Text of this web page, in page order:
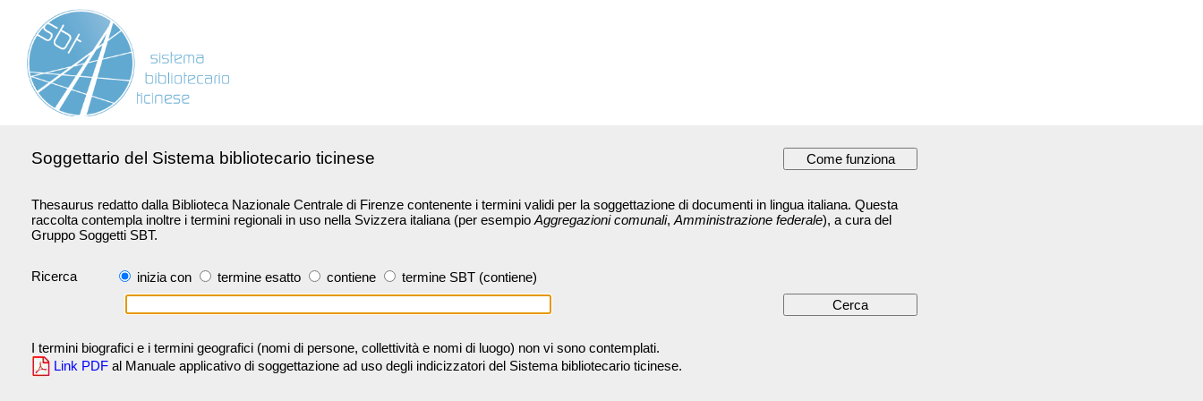
Soggettario del Sistema bibliotecario ticinese
Thesaurus redatto dalla Biblioteca Nazionale Centrale di Firenze contenente i termini validi per la soggettazione di documenti in lingua italiana. Questa
raccolta contempla inoltre i termini regionali in uso nella Svizzera italiana (per esempio Aggregazioni comunali, Amministrazione federale), a cura del
Gruppo Soggetti SBT.
Ricerca inizia con termine esatto contiene termine SBT (contiene)
I termini biografici e i termini geografici (nomi di persone, collettività e nomi di luogo) non vi sono contemplati.
Link PDF al Manuale applicativo di soggettazione ad uso degli indicizzatori del Sistema bibliotecario ticinese.